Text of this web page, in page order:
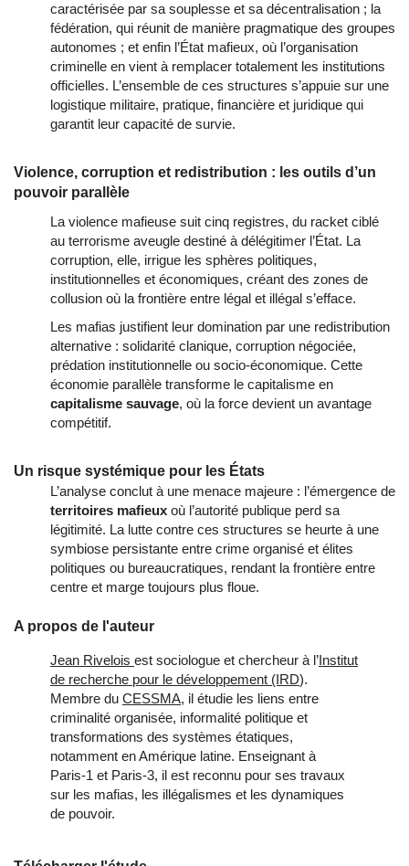
caractérisée par sa souplesse et sa décentralisation ; la
fédération, qui réunit de manière pragmatique des groupes
autonomes ; et enfin l’État mafieux, où l’organisation
criminelle en vient à remplacer totalement les institutions
officielles. L’ensemble de ces structures s’appuie sur une
logistique militaire, pratique, financière et juridique qui
garantit leur capacité de survie.
Violence, corruption et redistribution : les outils d’un
pouvoir parallèle
La violence mafieuse suit cinq registres, du racket ciblé
au terrorisme aveugle destiné à délégitimer l’État. La
corruption, elle, irrigue les sphères politiques,
institutionnelles et économiques, créant des zones de
collusion où la frontière entre légal et illégal s’efface.
Les mafias justifient leur domination par une redistribution
alternative : solidarité clanique, corruption négociée,
prédation institutionnelle ou socio‑économique. Cette
capitalisme sauvage, où la force devient un avantage
compétitif.
Un risque systémique pour les États
L’analyse conclut à une menace majeure : l’émergence de
territoires mafieux où l’autorité publique perd sa
légitimité. La lutte contre ces structures se heurte à une
symbiose persistante entre crime organisé et élites
politiques ou bureaucratiques, rendant la frontière entre
centre et marge toujours plus floue.
A propos de l'auteur
Jean Rivelois est sociologue et chercheur à l’Institut
de recherche pour le développement (IRD).
Membre du CESSMA, il étudie les liens entre
criminalité organisée, informalité politique et
transformations des systèmes étatiques,
notamment en Amérique latine. Enseignant à
Paris‑1 et Paris‑3, il est reconnu pour ses travaux
sur les mafias, les illégalismes et les dynamiques
de pouvoir.